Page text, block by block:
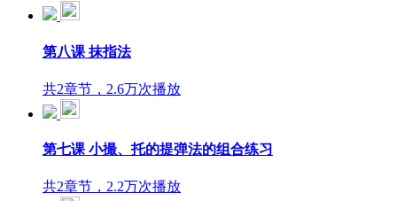
第八课 抹指法
共2章节，2.6万次播放
第七课 小撮、托的提弹法的组合练习
共2章节，2.2万次播放